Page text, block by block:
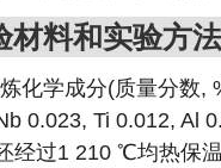
材料和实验方
化学成分(质量分数,
0.023, Ti 0.012, Al
经过1 210 ℃均热保